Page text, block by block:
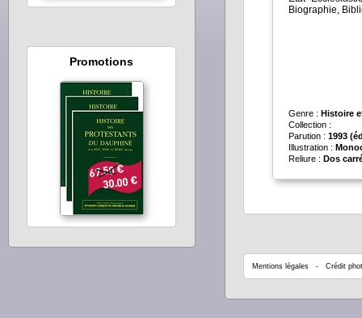
Biographie,
Genre : Histoire
Collection :
Parution : 1993
Illustration :
Reliure : Dos
Mentions légales - Crédit
Promotions